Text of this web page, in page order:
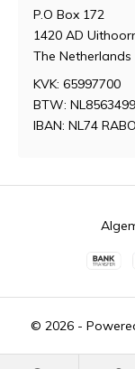
P.O Box 172
1420 AD
The Netherlands
KVK: 65997700
BTW:
IBAN: NL74
© 2026 -